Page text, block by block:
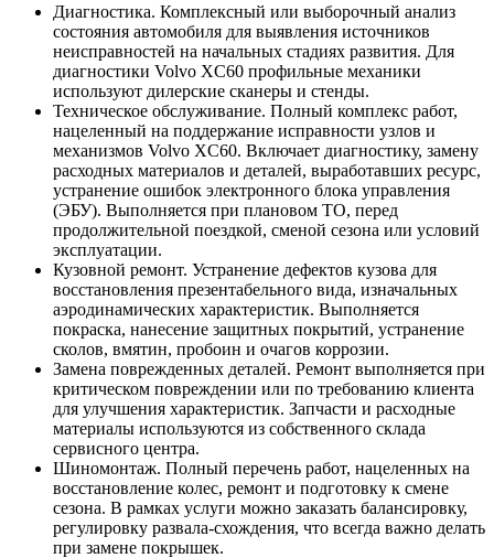
Диагностика. Комплексный или выборочный анализ
состояния автомобиля для выявления источников
неисправностей на начальных стадиях развития. Для
диагностики Volvo XC60 профильные механики
используют дилерские сканеры и стенды.
Техническое обслуживание. Полный комплекс работ,
нацеленный на поддержание исправности узлов и
механизмов Volvo XC60. Включает диагностику, замену
расходных материалов и деталей, выработавших ресурс,
устранение ошибок электронного блока управления
(ЭБУ). Выполняется при плановом ТО, перед
продолжительной поездкой, сменой сезона или условий
эксплуатации.
Кузовной ремонт. Устранение дефектов кузова для
восстановления презентабельного вида, изначальных
аэродинамических характеристик. Выполняется
покраска, нанесение защитных покрытий, устранение
сколов, вмятин, пробоин и очагов коррозии.
Замена поврежденных деталей. Ремонт выполняется при
критическом повреждении или по требованию клиента
для улучшения характеристик. Запчасти и расходные
материалы используются из собственного склада
сервисного центра.
Шиномонтаж. Полный перечень работ, нацеленных на
восстановление колес, ремонт и подготовку к смене
сезона. В рамках услуги можно заказать балансировку,
регулировку развала-схождения, что всегда важно делать
при замене покрышек.